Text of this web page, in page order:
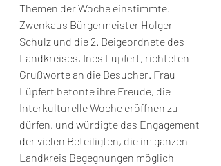
Themen der Woche einstimmte.
Zwenkaus Bürgermeister Holger
Schulz und die 2. Beigeordnete des
Landkreises, Ines Lüpfert, richteten
Grußworte an die Besucher. Frau
Lüpfert betonte ihre Freude, die
Interkulturelle Woche eröffnen zu
dürfen, und würdigte das Engagement
der vielen Beteiligten, die im ganzen
Landkreis Begegnungen möglich